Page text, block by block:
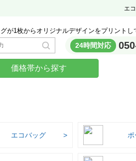
エ
が1枚からオリジナルデザインをプリントし
24時間対応
価格帯から探す
エコバッグ ポ